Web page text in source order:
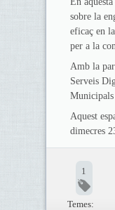
sobre la
eficaç en
per a la
Amb la
Serveis
Aquest
dimecres
1
Temes: